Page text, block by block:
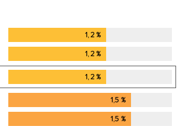
1,2%
1,2%
1,2%
1,5 %
1,5 %